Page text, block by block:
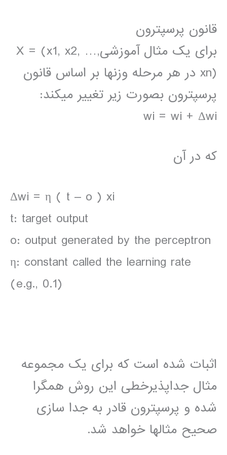
قانون پرسپترون
برای یک مثال آموزشیX = (x1, x2, …,
xn) در هر مرحله وزنها بر اساس قانون
پرسپترون بصورت زیر تغییر میکند:
wi = wi + Δwi
که در آن
Δwi = η ( t – o ) xi
t: target output
o: output generated by the perceptron
η: constant called the learning rate
(e.g., 0.1)
اثبات شده است که برای یک مجموعه
مثال جداپذیرخطی این روش همگرا
شده و پرسپترون قادر به جدا سازی
صحیح مثالها خواهد شد.